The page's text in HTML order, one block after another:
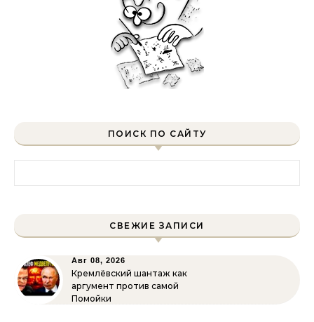
ПОИСК ПО САЙТУ
СВЕЖИЕ ЗАПИСИ
Авг 08, 2026
Кремлёвский шантаж как
аргумент против самой
Помойки